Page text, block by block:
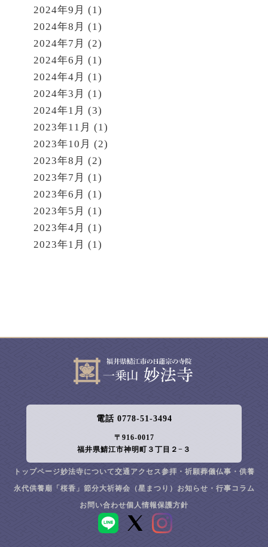
2024年9月 (1)
2024年8月 (1)
2024年7月 (2)
2024年6月 (1)
2024年4月 (1)
2024年3月 (1)
2024年1月 (3)
2023年11月 (1)
2023年10月 (2)
2023年8月 (2)
2023年7月 (1)
2023年6月 (1)
2023年5月 (1)
2023年4月 (1)
2023年1月 (1)
電話 0778-51-3494
〒916-0017
福井県鯖江市神明町３丁目２−３
トップページ妙法寺について交通アクセス参拝・祈願葬儀仏事・供養
永代供養廟「桜香」 節分大祈祷会（星まつり） お知らせ・行事 コラム
お問い合わせ個人情報保護方針
LINE